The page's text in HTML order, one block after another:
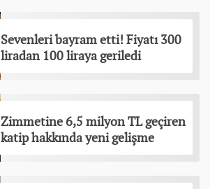
Sevenleri bayram etti! Fiyatı 300
liradan 100 liraya geriledi
Zimmetine 6,5 milyon TL geçiren
katip hakkında yeni gelişme